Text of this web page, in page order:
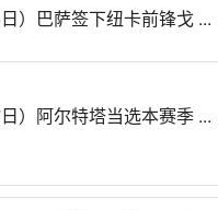
）巴萨签下纽卡前锋戈 ...
）阿尔特塔当选本赛季 ...